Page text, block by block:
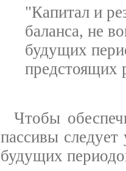
"Капитал и
баланса, не
будущих
предстоящих
Чтобы
пассивы
будущих